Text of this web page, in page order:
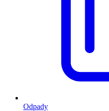
Odpady